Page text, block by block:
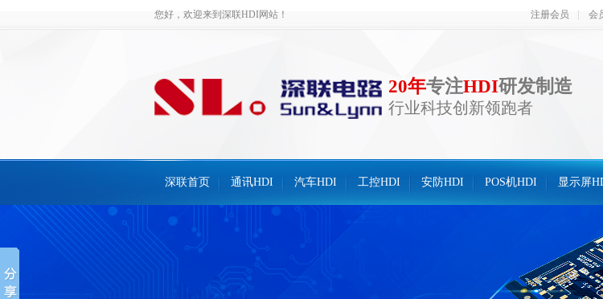
注册会员 会
您好，欢迎来到深联HDI网站！
20年专注HDI研发制造
行业科技创新领跑者
深联首页 通讯HDI 汽车HDI 工控HDI 安防HDI POS机HDI 显示屏